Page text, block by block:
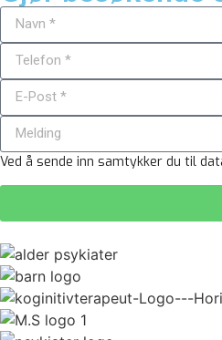
Ved å sende inn samtykker du til